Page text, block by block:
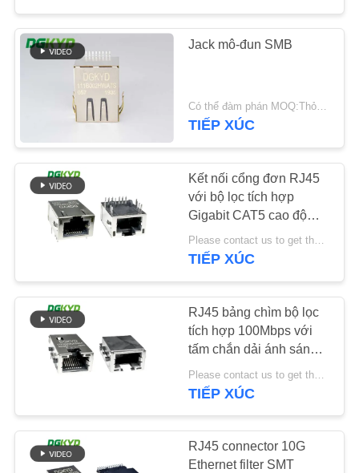
HƯỚNG
DẪN
CHÚNG
TÔI
THAM
NHÀ
MÁY
KIỂM
CHẤT
LƯỢNG
RJ45 Shielded kết
nối
67
RJ45 nhiều cổng kết
nối
101
Cổng đơn RJ45
127
Jack mô-đun SMB
Có thể đàm phán MOQ:Thỏa thuận
TIẾP XÚC
Kết nối cổng đơn RJ45
với bộ lọc tích hợp
Gigabit CAT5 cao độ
đàn hồi với đèn LED
DGKYD811Q008FN4A10DB
Please contact us to get the latest price. MOQ:1 mảnh
TIẾP XÚC
RJ45 bảng chìm bộ lọc
tích hợp 100Mbps với
tấm chắn dải ánh sáng
TIẾP XÚC
RJ45 connector 10G
Ethernet filter SMT